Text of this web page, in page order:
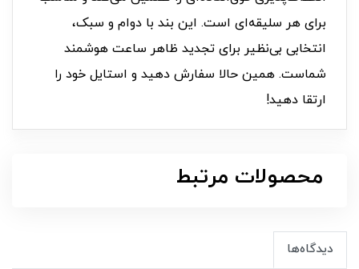
برای هر سلیقه‌ای است. این بند با دوام و سبک،
انتخابی بی‌نظیر برای تجدید ظاهر ساعت هوشمند
شماست. همین حالا سفارش دهید و استایل خود را
ارتقا دهید!
محصولات مرتبط
دیدگاه‌ها